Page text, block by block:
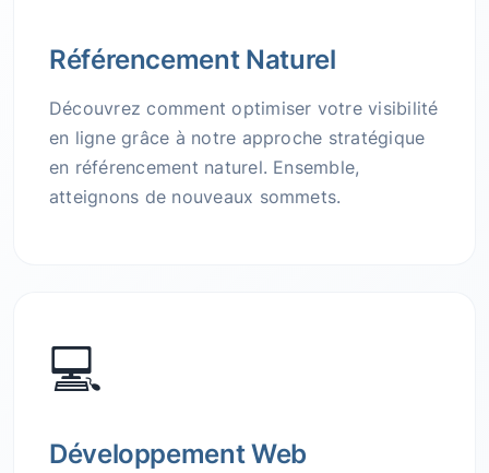
Référencement Naturel
Découvrez comment optimiser votre visibilité
en ligne grâce à notre approche stratégique
en référencement naturel. Ensemble,
atteignons de nouveaux sommets.
💻
Développement Web